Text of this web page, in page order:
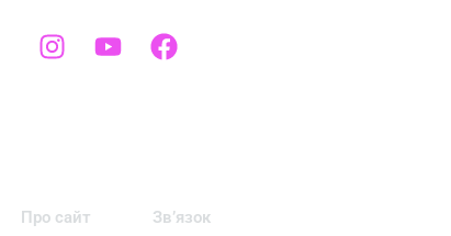
Про сайт Зв’язок